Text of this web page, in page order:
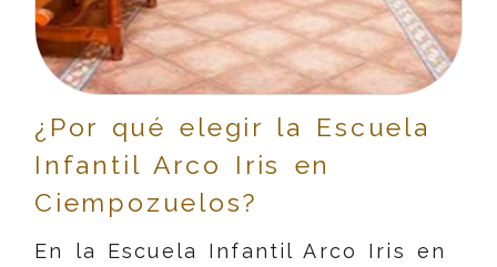
¿Por qué elegir la Escuela
Infantil Arco Iris en
Ciempozuelos?
En la Escuela Infantil Arco Iris en